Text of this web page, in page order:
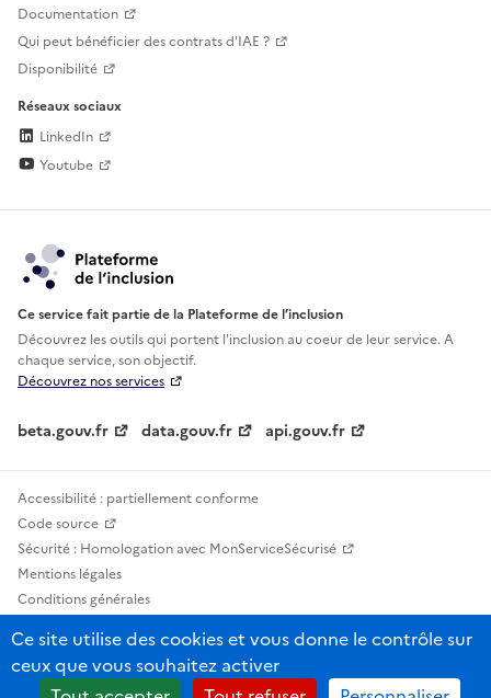
Documentation
Qui peut bénéficier des contrats d'IAE ?
Disponibilité
Réseaux sociaux
LinkedIn
Youtube
Ce service fait partie de la Plateforme de l’inclusion
Découvrez les outils qui portent l'inclusion aucoeur de leur service. A
chaque service, son objectif.
Découvrez nos services
beta.gouv.fr data.gouv.fr api.gouv.fr
Accessibilité : partiellement conforme
Code source
Sécurité : Homologation avec MonServiceSécurisé
Mentions légales
Conditions générales
Statistiques, lexiques et indicateurs
Sauf mention contraire, tous les contenus de ce site sont sous licence
Ce site utilise des cookies et vous donne le contrôle sur
ceux que vous souhaitez activer